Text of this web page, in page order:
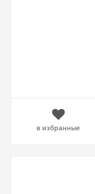
в избранные